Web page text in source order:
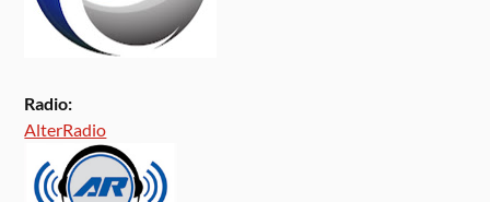
Radio:
AlterRadio